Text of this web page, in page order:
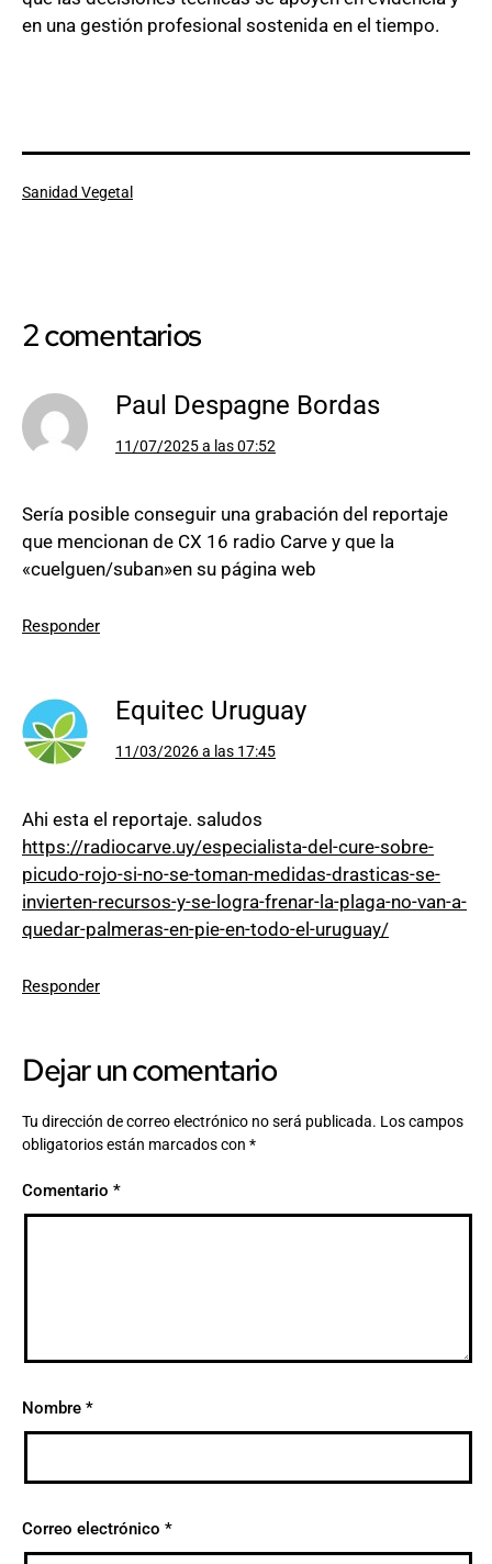
en una gestión profesional sostenida en el tiempo.
Categorizado
Sanidad Vegetal
2 comentarios
Paul Despagne Bordas
11/07/2025 a las 07:52
Sería posible conseguir una grabación del reportaje
que mencionan de CX 16 radio Carve y que la
«cuelguen/suban»en su página web
Responder
Equitec Uruguay
11/03/2026 a las 17:45
Ahi esta el reportaje. saludos
https://radiocarve.uy/especialista-del-cure-sobre-
picudo-rojo-si-no-se-toman-medidas-drasticas-se-
invierten-recursos-y-se-logra-frenar-la-plaga-no-van-a-
quedar-palmeras-en-pie-en-todo-el-uruguay/
Responder
Dejar un comentario
Tu dirección de correo electrónico no será publicada. Los campos
obligatorios están marcados con *
Comentario *
Nombre *
Correo electrónico *